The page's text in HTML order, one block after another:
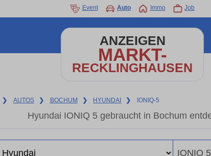
Event Auto Immo Job
ANZEIGEN
MARKT-
RECKLINGHAUSEN
❯ AUTOS ❯ BOCHUM ❯ HYUNDAI ❯ IONIQ-5
Hyundai IONIQ 5 gebraucht in Bochum